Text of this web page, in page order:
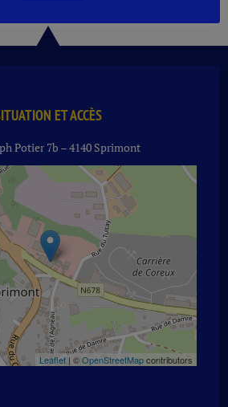
ET ACCÈS
Potier 7b – 4140 Sprimont
Leaflet| ©OpenStreetMapcontributors